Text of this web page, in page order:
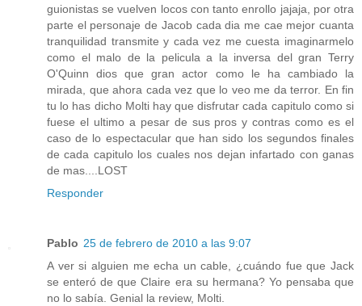
guionistas se vuelven locos con tanto enrollo jajaja, por otra
parte el personaje de Jacob cada dia me cae mejor cuanta
tranquilidad transmite y cada vez me cuesta imaginarmelo
como el malo de la pelicula a la inversa del gran Terry
O'Quinn dios que gran actor como le ha cambiado la
mirada, que ahora cada vez que lo veo me da terror. En fin
tu lo has dicho Molti hay que disfrutar cada capitulo como si
fuese el ultimo a pesar de sus pros y contras como es el
caso de lo espectacular que han sido los segundos finales
de cada capitulo los cuales nos dejan infartado con ganas
de mas....LOST
Responder
Pablo 25 de febrero de 2010 a las 9:07
A ver si alguien me echa un cable, ¿cuándo fue que Jack
se enteró de que Claire era su hermana? Yo pensaba que
no lo sabía. Genial la review, Molti.